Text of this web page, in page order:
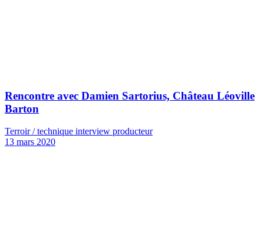
Rencontre avec Damien Sartorius, Château Léoville
Barton
Terroir / technique interview producteur
13 mars 2020